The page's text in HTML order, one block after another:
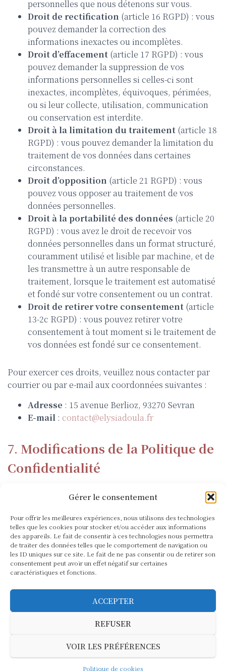
Gérer le consentement
Pour offrir les meilleures expériences, nous utilisons des technologies
telles que les cookies pour stocker et/ou accéder aux informations
des appareils. Le fait de consentir à ces technologies nous permettra
de traiter des données telles que le comportement de navigation ou
les ID uniques sur ce site. Le fait de ne pas consentir ou de retirer son
consentement peut avoir un effet négatif sur certaines
caractéristiques et fonctions.
ACCEPTER
REFUSER
VOIR LES PRÉFÉRENCES
Politique de cookies
personnelles que nous détenons sur vous.
Droit de rectification (article 16 RGPD) : vous
pouvez demander la correction des
informations inexactes ou incomplètes.
Droit d’effacement (article 17 RGPD) : vous
pouvez demander la suppression de vos
informations personnelles si celles-ci sont
inexactes, incomplètes, équivoques, périmées,
ou si leur collecte, utilisation, communication
ou conservation est interdite.
Droit à la limitation du traitement (article 18
RGPD) : vous pouvez demander la limitation du
traitement de vos données dans certaines
circonstances.
Droit d’opposition (article 21 RGPD) : vous
pouvez vous opposer au traitement de vos
données personnelles.
Droit à la portabilité des données (article 20
RGPD) : vous avez le droit de recevoir vos
données personnelles dans un format structuré,
couramment utilisé et lisible par machine, et de
les transmettre à un autre responsable de
traitement, lorsque le traitement est automatisé
et fondé sur votre consentement ou un contrat.
Droit de retirer votre consentement (article
13-2c RGPD) : vous pouvez retirer votre
consentement à tout moment si le traitement de
vos données est fondé sur ce consentement.
Pour exercer ces droits, veuillez nous contacter par
courrier ou par e-mail aux coordonnées suivantes :
Adresse : 15 avenue Berlioz, 93270 Sevran
E-mail : contact@elysiadoula.fr
7. Modifications de la Politique de
Confidentialité
Nous nous réservons le droit de modifier cette
politique de confidentialité pour refléter les
évolutions de nos pratiques ou pour se conformer
aux exigences légales. Nous vous invitons à consulter
cette page régulièrement pour rester informé des
mises à jour éventuelles.
Dernière mise à jour le 05 novembre 2024
POLITIQUE DE COOKIES (UE) MENTIONS LÉGALES